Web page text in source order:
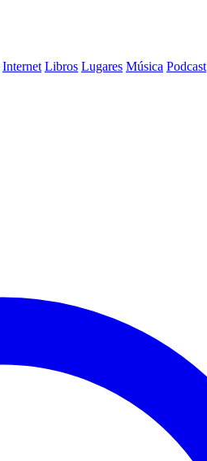
Internet Libros Lugares Música Podcast